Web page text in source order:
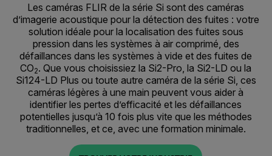
Les caméras FLIR de la série Si sont des caméras
d’imagerie acoustique pour la détection des fuites : votre
solution idéale pour la localisation des fuites sous
pression dans les systèmes à air comprimé, des
défaillances dans les systèmes à vide et des fuites de
CO2. Que vous choisissiez la Si2-Pro, la Si2-LD ou la
Si124-LD Plus ou toute autre caméra de la série Si, ces
caméras légères à une main peuvent vous aider à
identifier les pertes d’efficacité et les défaillances
potentielles jusqu’à 10 fois plus vite que les méthodes
traditionnelles, et ce, avec une formation minimale.